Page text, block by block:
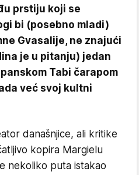
prstiju koji se
bi (posebno mladi)
Gvasalije, ne znajući
je u pitanju) jedan
Tabi čarapom
već svoj kultni
današnjice, ali kritike
kopira Margielu
nekoliko puta istakao